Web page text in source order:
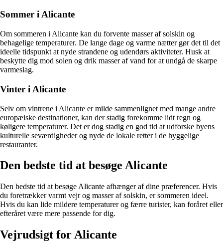
Sommer i Alicante
Om sommeren i Alicante kan du forvente masser af solskin og
behagelige temperaturer. De lange dage og varme nætter gør det til det
ideelle tidspunkt at nyde strandene og udendørs aktiviteter. Husk at
beskytte dig mod solen og drik masser af vand for at undgå de skarpe
varmeslag.
Vinter i Alicante
Selv om vintrene i Alicante er milde sammenlignet med mange andre
europæiske destinationer, kan der stadig forekomme lidt regn og
køligere temperaturer. Det er dog stadig en god tid at udforske byens
kulturelle seværdigheder og nyde de lokale retter i de hyggelige
restauranter.
Den bedste tid at besøge Alicante
Den bedste tid at besøge Alicante afhænger af dine præferencer. Hvis
du foretrækker varmt vejr og masser af solskin, er sommeren ideel.
Hvis du kan lide mildere temperaturer og færre turister, kan foråret eller
efteråret være mere passende for dig.
Vejrudsigt for Alicante